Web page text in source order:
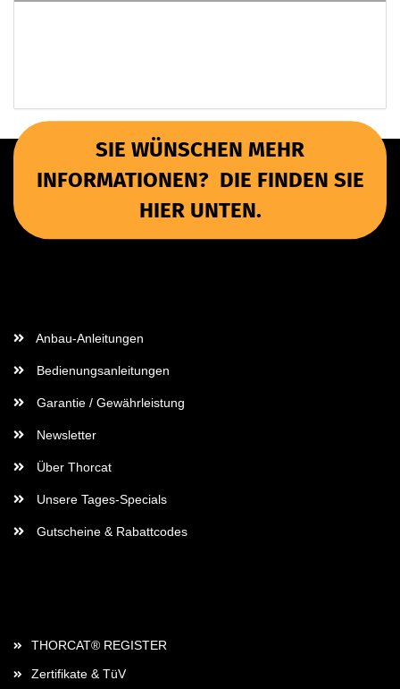
SIE WÜNSCHEN MEHR
INFORMATIONEN? DIE FINDEN SIE
HIER UNTEN.
Anbau-Anleitungen
Bedienungsanleitungen
Garantie / Gewährleistung
Newsletter
Über Thorcat
Unsere Tages-Specials
Gutscheine & Rabattcodes
THORCAT® REGISTER
Zertifikate & TüV